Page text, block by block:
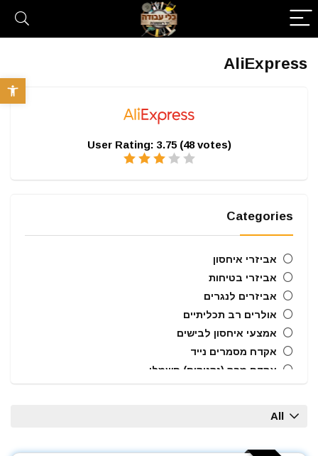
פתח
AliExpress
User Rating: 3.75 (48votes)
Categories
אביזרי איחסון
אביזרי בטיחות
אביזרים לנגרים
אולרים רב תכליתיים
אמצעי איחסון לבישים
אקדח מסמרים נייד
אקדח מרק (נקניקים) חשמלי
All